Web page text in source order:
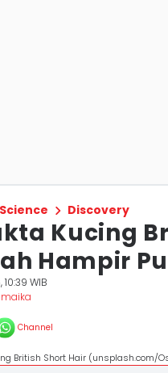
Science Discovery
Kucing
Hampir
WIB
Channel
British Short Hair (unsplash.com/